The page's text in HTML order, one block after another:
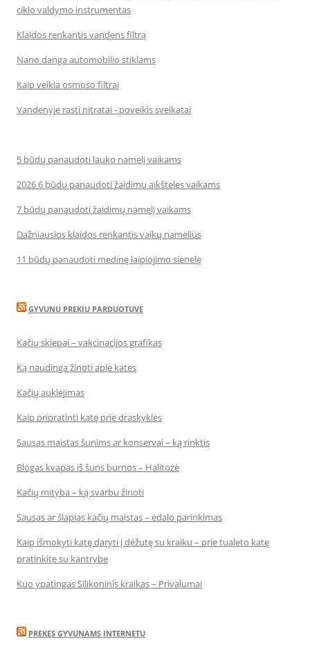
ciklo valdymo instrumentas
Klaidos renkantis vandens filtrą
Nano danga automobilio stiklams
Kaip veikia osmoso filtrai
Vandenyje rasti nitratai - poveikis sveikatai
5 būdų panaudoti lauko namelį vaikams
2026 6 būdų panaudoti žaidimų aikšteles vaikams
7 būdų panaudoti žaidimų namelį vaikams
Dažniausios klaidos renkantis vaikų namelius
11 būdų panaudoti medinę laipiojimo sienelę
GYVUNU PREKIU PARDUOTUVE
Kačių skiepai – vakcinacijos grafikas
Ką naudinga žinoti apie kates
Kačių auklėjimas
Kaip pripratinti katę prie draskyklės
Sausas maistas šunims ar konservai – ką rinktis
Blogas kvapas iš šuns burnos – Halitozė
Kačių mityba – ką svarbu žinoti
Sausas ar šlapias kačių maistas – ėdalo parinkimas
Kaip išmokyti katę daryti į dėžutę su kraiku – prie tualeto katę
pratinkite su kantrybe
Kuo ypatingas Silikoninis kraikas – Privalumai
PREKES GYVUNAMS INTERNETU